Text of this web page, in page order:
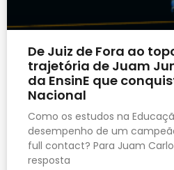
De Juiz de Fora ao
trajetória de Juam
da EnsinE que
Nacional
Como os estudos na
desempenho de um
full contact? Para Juam
resposta